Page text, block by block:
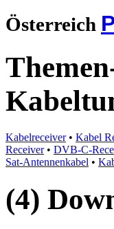
Österreich
Kabelreceiver• Kabel
Receiver• DVB-C-
Sat-Antennenkabel •
(4)